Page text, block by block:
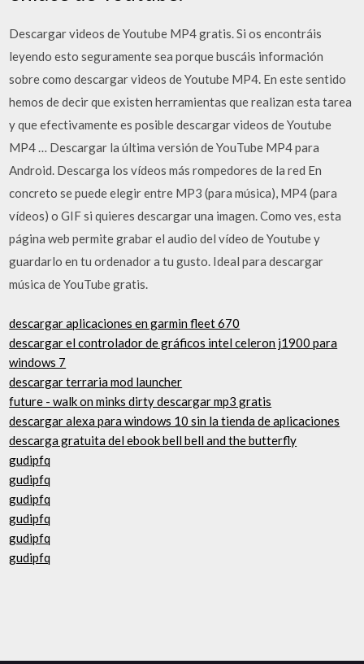
Descargar videos de Youtube MP4 gratis. Si os encontráis
leyendo esto seguramente sea porque buscáis información
sobre como descargar videos de Youtube MP4. En este sentido
hemos de decir que existen herramientas que realizan esta tarea
y que efectivamente es posible descargar videos de Youtube
MP4 … Descargar la última versión de YouTube MP4 para
Android. Descarga los vídeos más rompedores de la red En
concreto se puede elegir entre MP3 (para música), MP4 (para
vídeos) o GIF si quieres descargar una imagen. Como ves, esta
página web permite grabar el audio del vídeo de Youtube y
guardarlo en tu ordenador a tu gusto. Ideal para descargar
música de YouTube gratis.
descargar aplicaciones en garmin fleet 670
descargar el controlador de gráficos intel celeron j1900 para
windows 7
descargar terraria mod launcher
future - walk on minks dirty descargar mp3 gratis
descargar alexa para windows 10 sin la tienda de aplicaciones
descarga gratuita del ebook bell bell and the butterfly
gudipfq
gudipfq
gudipfq
gudipfq
gudipfq
gudipfq